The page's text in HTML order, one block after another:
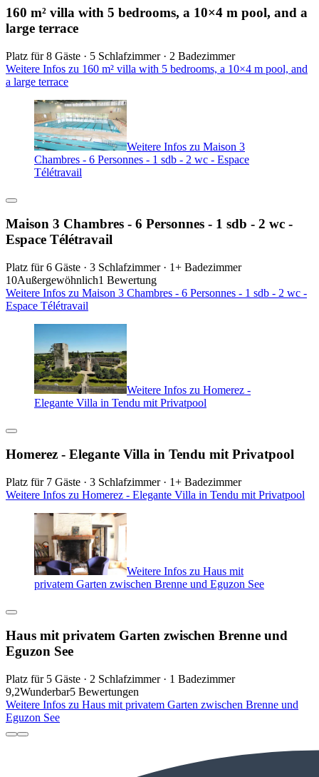
160 m² villa with 5 bedrooms, a 10×4 m pool, and a
large terrace
Platz für 8 Gäste · 5 Schlafzimmer · 2 Badezimmer
Weitere Infos zu 160 m² villa with 5 bedrooms, a 10×4 m pool, and
a large terrace
Weitere Infos zu Maison 3
Chambres - 6 Personnes - 1 sdb - 2 wc - Espace
Télétravail
Maison 3 Chambres - 6 Personnes - 1 sdb - 2 wc -
Espace Télétravail
Platz für 6 Gäste · 3 Schlafzimmer · 1+ Badezimmer
10Außergewöhnlich1 Bewertung
Weitere Infos zu Maison 3 Chambres - 6 Personnes - 1 sdb - 2 wc -
Espace Télétravail
Weitere Infos zu Homerez -
Elegante Villa in Tendu mit Privatpool
Homerez - Elegante Villa in Tendu mit Privatpool
Platz für 7 Gäste · 3 Schlafzimmer · 1+ Badezimmer
Weitere Infos zu Homerez - Elegante Villa in Tendu mit Privatpool
Weitere Infos zu Haus mit
privatem Garten zwischen Brenne und Eguzon See
Haus mit privatem Garten zwischen Brenne und
Eguzon See
Platz für 5 Gäste · 2 Schlafzimmer · 1 Badezimmer
9,2Wunderbar5 Bewertungen
Weitere Infos zu Haus mit privatem Garten zwischen Brenne und
Eguzon See